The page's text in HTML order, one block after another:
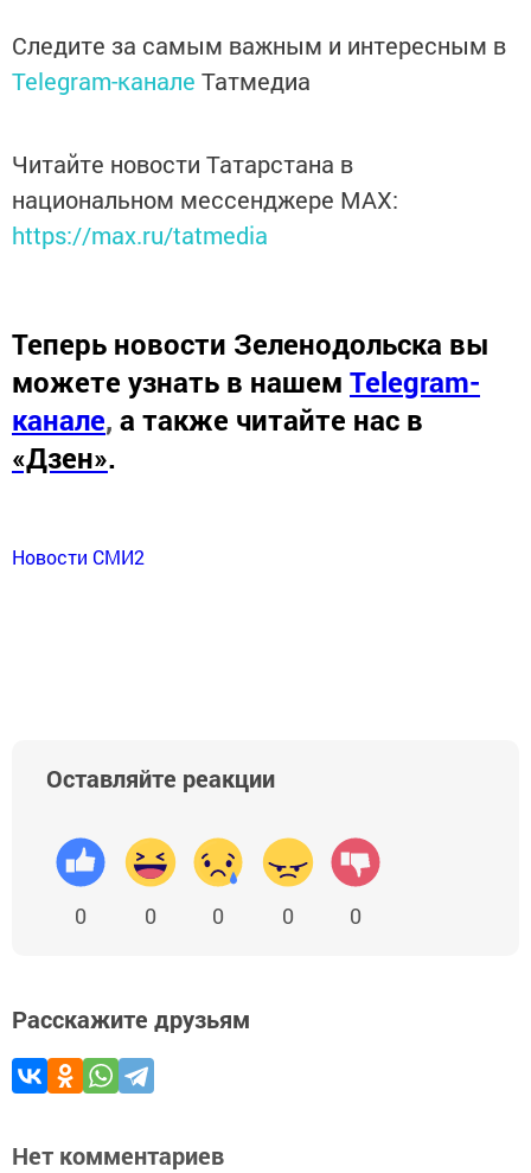
Следите за самым важным и интересным в
Telegram-канале Татмедиа
Читайте новости Татарстана в
национальном мессенджере MАХ:
https://max.ru/tatmedia
Теперь новости Зеленодольска вы
можете узнать в нашем Telegram-
канале, а также читайте нас в
«Дзен».
Новости СМИ2
Оставляйте реакции
0 0 0 0 0
Расскажите друзьям
Нет комментариев